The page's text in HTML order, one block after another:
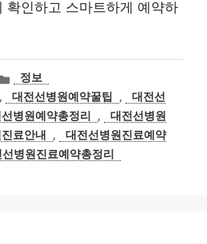
확인하고 스마트하게 예약하
카
테
고
리
정보
, 대전선병원예약꿀팁 ,
대전선
병원예약총정리 ,
대전선병원
료안내 ,
대전선병원진료예약
병원진료예약총정리